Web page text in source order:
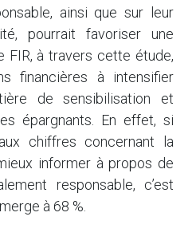
ainsi que sur leur
pourrait favoriser une
FIR, à travers cette étude,
financières à intensifier
de sensibilisation et
épargnants. En effet, si
chiffres concernant la
informer à propos de
responsable, c’est
à 68 %.